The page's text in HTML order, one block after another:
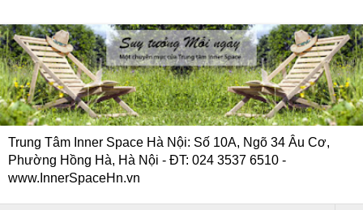
Trung Tâm Inner Space Hà Nội: Số 10A, Ngõ 34 Âu Cơ,
Phường Hồng Hà, Hà Nội - ĐT: 024 3537 6510 -
www.InnerSpaceHn.vn